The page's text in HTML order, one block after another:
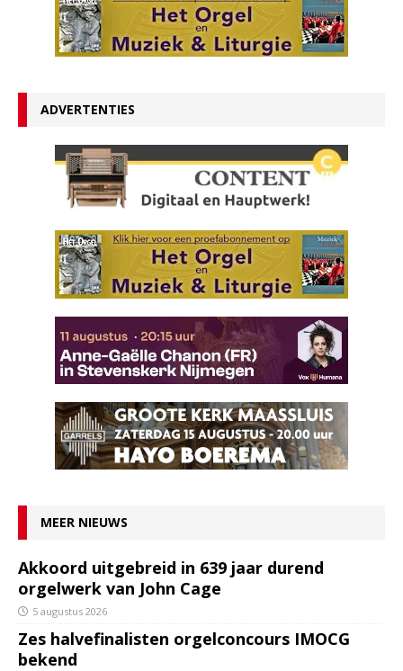
ADVERTENTIES
MEER NIEUWS
Akkoord uitgebreid in 639 jaar durend
orgelwerk van John Cage
5 augustus 2026
Zes halvefinalisten orgelconcours IMOCG
bekend